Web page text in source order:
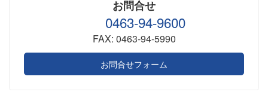
お問合せ
0463-94-9600
FAX: 0463-94-5990
お問合せフォーム